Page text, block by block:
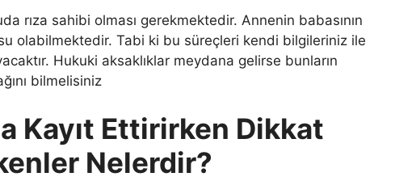
rıza sahibi olması gerekmektedir. Annenin babasının
olabilmektedir. Tabi ki bu süreçleri kendi bilgileriniz ile
Hukuki aksaklıklar meydana gelirse bunların
bilmelisiniz
Kayıt Ettirirken Dikkat
Nelerdir?